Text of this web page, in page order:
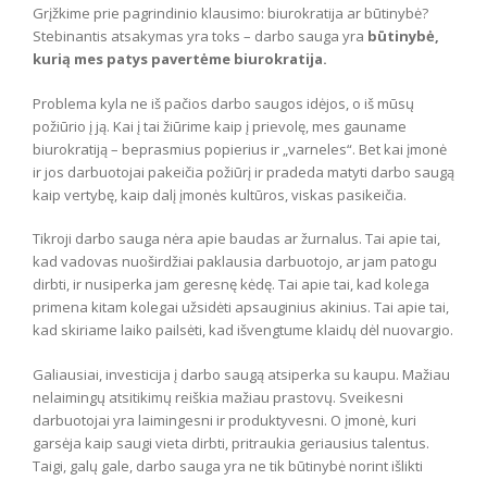
Grįžkime prie pagrindinio klausimo: biurokratija ar būtinybė?
Stebinantis atsakymas yra toks – darbo sauga yra būtinybė,
kurią mes patys pavertėme biurokratija.
Problema kyla ne iš pačios darbo saugos idėjos, o iš mūsų
požiūrio į ją. Kai į tai žiūrime kaip į prievolę, mes gauname
biurokratiją – beprasmius popierius ir „varneles“. Bet kai įmonė
ir jos darbuotojai pakeičia požiūrį ir pradeda matyti darbo saugą
kaip vertybę, kaip dalį įmonės kultūros, viskas pasikeičia.
Tikroji darbo sauga nėra apie baudas ar žurnalus. Tai apie tai,
kad vadovas nuoširdžiai paklausia darbuotojo, ar jam patogu
dirbti, ir nusiperka jam geresnę kėdę. Tai apie tai, kad kolega
primena kitam kolegai užsidėti apsauginius akinius. Tai apie tai,
kad skiriame laiko pailsėti, kad išvengtume klaidų dėl nuovargio.
Galiausiai, investicija į darbo saugą atsiperka su kaupu. Mažiau
nelaimingų atsitikimų reiškia mažiau prastovų. Sveikesni
darbuotojai yra laimingesni ir produktyvesni. O įmonė, kuri
garsėja kaip saugi vieta dirbti, pritraukia geriausius talentus.
Taigi, galų gale, darbo sauga yra ne tik būtinybė norint išlikti